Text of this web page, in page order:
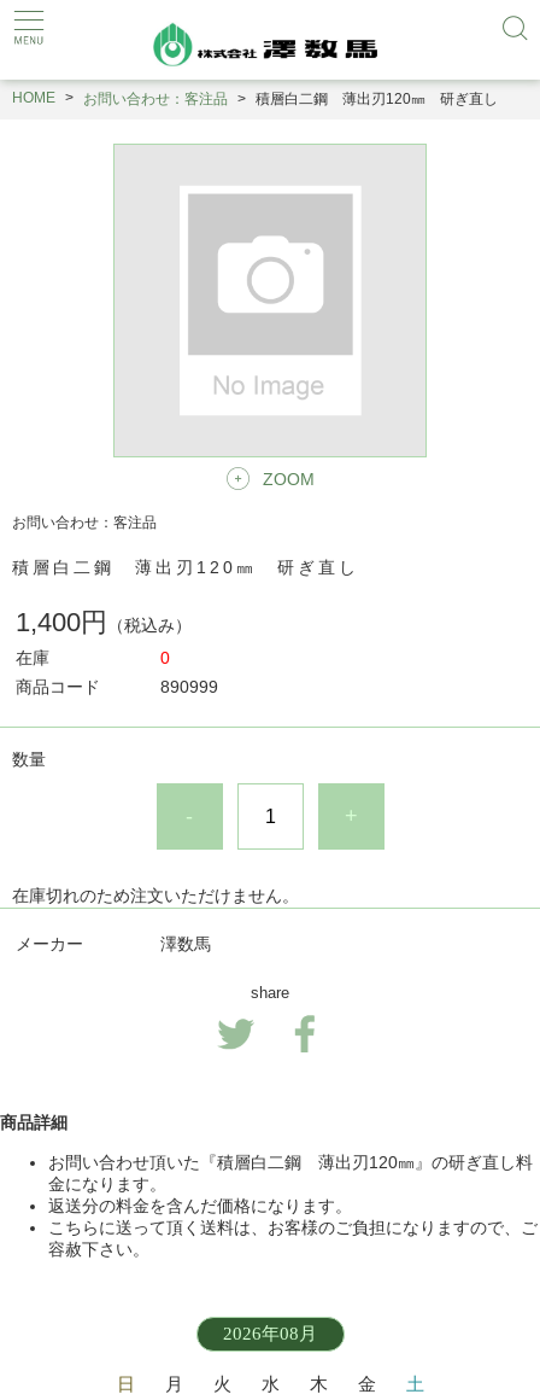
HOME お問い合わせ：客注品 積層白二鋼 薄出刃120㎜ 研ぎ直し
ZOOM
お問い合わせ：客注品
積層白二鋼 薄出刃120㎜ 研ぎ直し
1,400円
（税込み）
在庫
0
商品コード
890999
数量
- +
在庫切れのため注文いただけません。
メーカー 澤数馬
share
商品詳細
お問い合わせ頂いた『積層白二鋼 薄出刃120㎜』の研ぎ直し料
金になります。
返送分の料金を含んだ価格になります。
こちらに送って頂く送料は、お客様のご負担になりますので、ご
容赦下さい。
2026年08月
日 月 火 水 木 金
土